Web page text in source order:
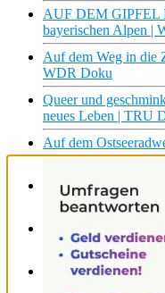
AUF DEM GIPFEL
bayerischen Alpen |
Auf dem Weg in die
WDR Doku
Queer und
neues Leben | TRU
Auf dem
Doku
Unterwegs auf dem
NDR Doku
Smarte
| Galileo | ProSieben
Die Klasse 9b auf